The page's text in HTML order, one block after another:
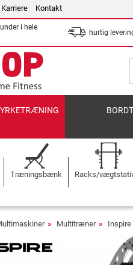
Karriere Kontakt
i hele
hurtig
Træningsbænk Racks/
Multitræner